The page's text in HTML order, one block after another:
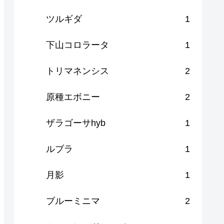
ツルギダ 1
下山コロラータ 1
トリマネンシス 2
原種エボニー 2
ザラゴーサhyb 1
ルブラ 1
月影 1
ブルーミニマ 2